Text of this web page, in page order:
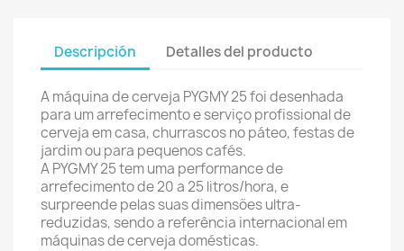
Descripción Detalles del producto
A máquina de cerveja PYGMY 25 foi desenhada
para um arrefecimento e serviço profissional de
cerveja em casa, churrascos no páteo, festas de
jardim ou para pequenos cafés.
A PYGMY 25 tem uma performance de
arrefecimento de 20 a 25 litros/hora, e
surpreende pelas suas dimensões ultra-
reduzidas, sendo a referência internacional em
máquinas de cerveja domésticas.